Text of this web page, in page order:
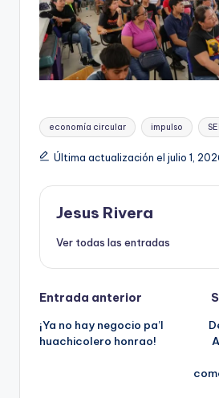
Etiquetas:
economía circular impulso
Última actualización el julio 1,
Jesus Rivera
Ver todas las entradas
Navegación
de
Entrada anterior
¡Ya no hay negocio pa’l
huachicolero honrao!